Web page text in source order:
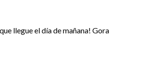
llegue el día de mañana! Gora